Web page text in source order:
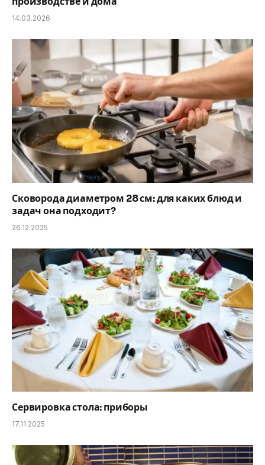
14.03.2026
Сковорода диаметром 28 см: для каких блюд и
задач она подходит?
26.12.2025
Сервировка стола: приборы
17.11.2025